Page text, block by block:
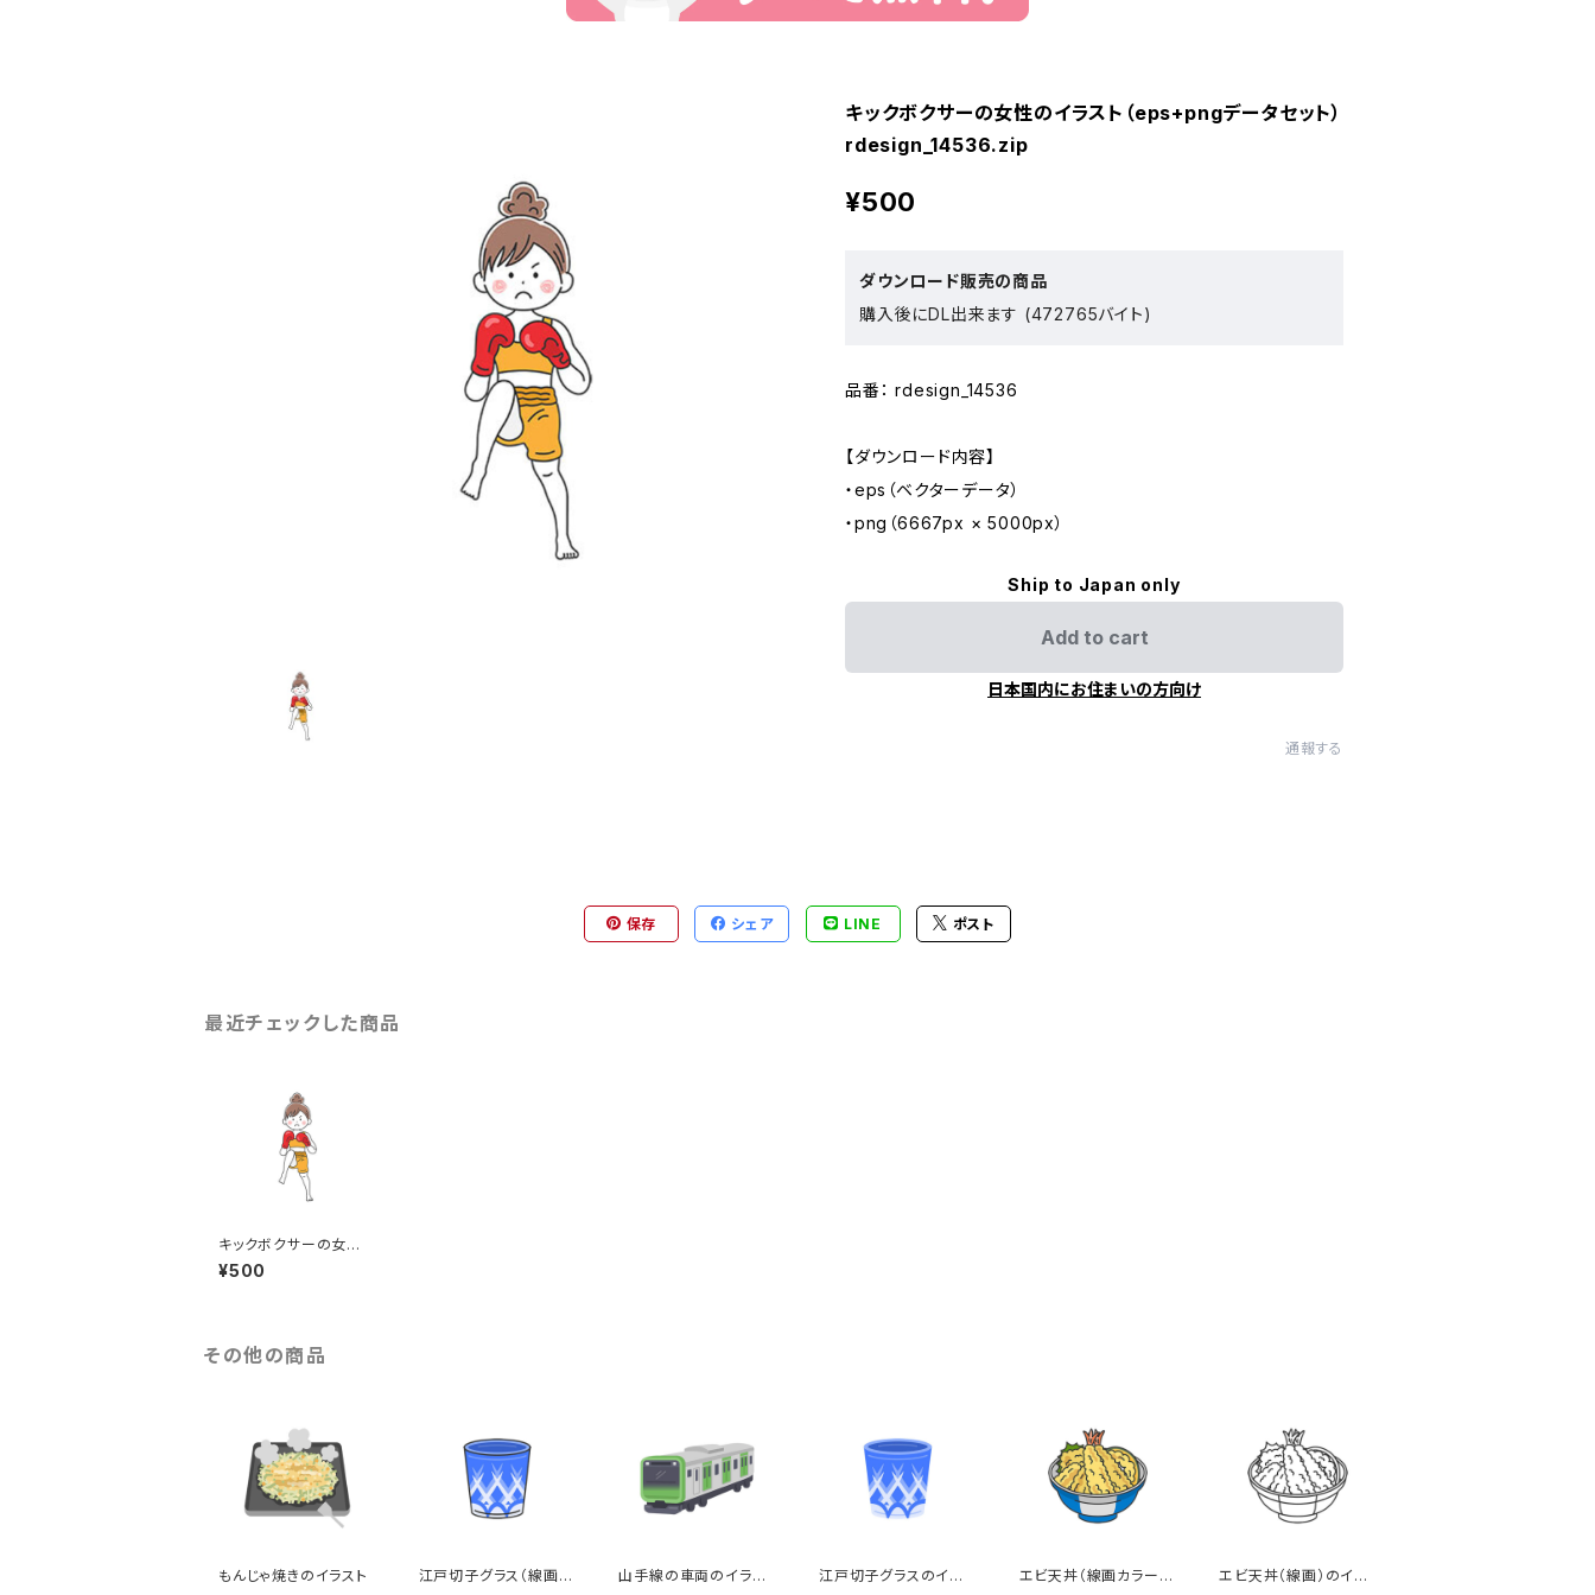
キックボクサーの女性のイラスト（eps+pngデータセット）
rdesign_14536.zip
¥500
ダウンロード販売の商品
購入後にDL出来ます (472765バイト)
品番： rdesign_14536
【ダウンロード内容】
・eps（ベクターデータ）
・png（6667px × 5000px）
Ship to Japan only
Add to cart
日本国内にお住まいの方向け
通報する
保存 シェア LINE ポスト
最近チェックした商品
キックボクサーの女性
のイラスト（eps+png
データセット）
¥500
その他の商品
もんじゃ焼きのイラスト
江戸切子グラス（線画カ
山手線の車両のイラス
江戸切子グラスのイラ
エビ天丼（線画カラー）
エビ天丼（線画）のイラ